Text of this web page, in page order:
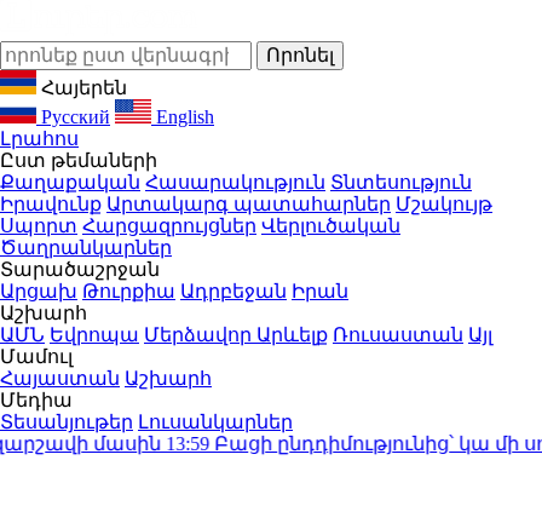
Հայերեն
Русский
English
Լրահոս
Ըստ թեմաների
Քաղաքական Հասարակություն Տնտեսություն
Իրավունք Արտակարգ պատահարներ Մշակույթ
Սպորտ Հարցազրույցներ Վերլուծական
Ծաղրանկարներ
Տարածաշրջան
Արցախ Թուրքիա Ադրբեջան Իրան
Աշխարհ
ԱՄՆ Եվրոպա Մերձավոր Արևելք Ռուսաստան Այլ
Մամուլ
Հայաստան Աշխարհ
Մեդիա
Տեսանյութեր Լուսանկարներ
մասին13:59Բացի ընդդիմությունից՝ կա մի